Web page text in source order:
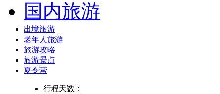
国内旅游
出境旅游
老年人旅游
旅游攻略
旅游景点
夏令营
行程天数：